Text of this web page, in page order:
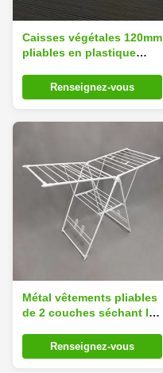
Caisses végétales 120mm
pliables en plastique
poignéeRenseignez-vous
Métal vêtements pliables
de 2 couches séchant la
de support avec des
étagères
Renseignez-vous